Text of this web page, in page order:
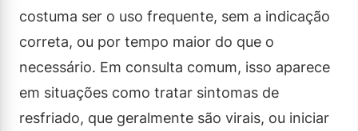
costuma ser o uso frequente, sem a indicação
correta, ou por tempo maior do que o
necessário. Em consulta comum, isso aparece
em situações como tratar sintomas de
resfriado, que geralmente são virais, ou iniciar